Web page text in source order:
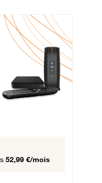
57,99 € par mois,
52,99 €/mois